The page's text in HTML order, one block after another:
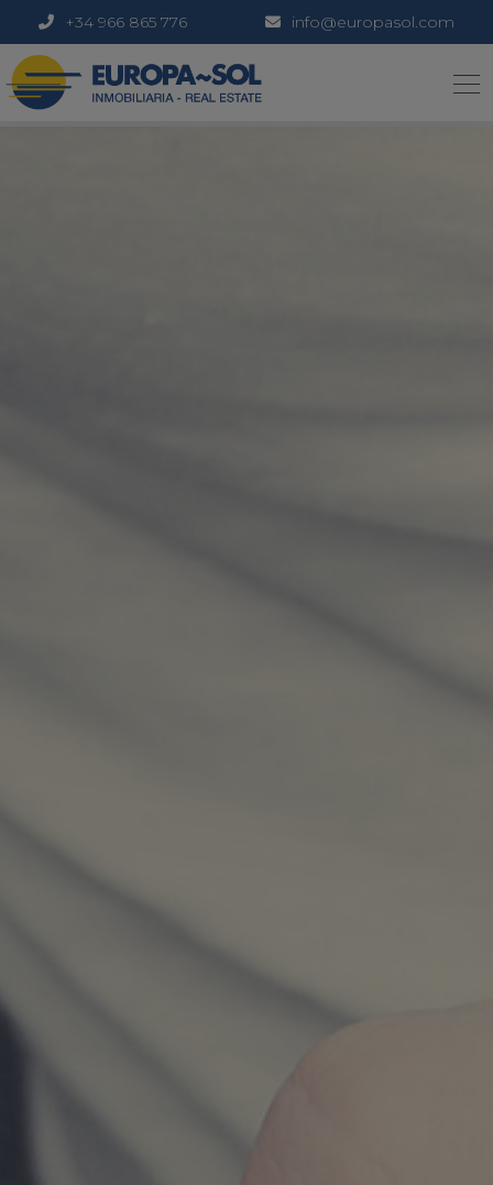
+34 966 865 776 info@europasol.com